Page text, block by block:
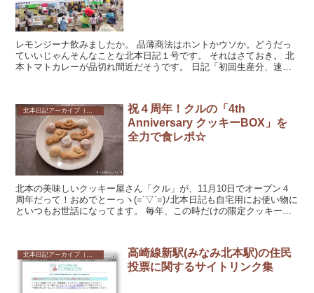
レモンジーナ飲みましたか。 品薄商法はホントかウソか。どうだっ
ていいじゃんそんなことな北本日記１号です。 それはさておき。 北
本トマトカレーが品切れ間近だそうです。 日記「初回生産分、速攻
祝４周年！クルの「4th
Anniversary クッキーBOX」を
全力で食レポ☆
北本の美味しいクッキー屋さん「クル」が、11月10日でオープン４
周年だって！おめでとーっヽ(=´▽`=)ﾉ北本日記も自宅用にお使い物に
といつもお世話になってます。 毎年、この時だけの限定クッキーが
高崎線新駅(みなみ北本駅)の住民
投票に関するサイトリンク集